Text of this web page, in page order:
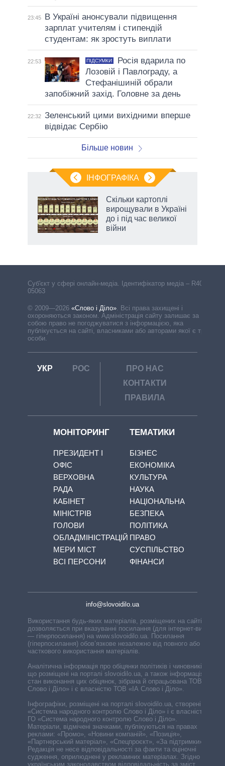
23:45
В Україні анонсували підвищення
зарплат учителям і стипендій
студентам: як зростуть виплати
22:53 ПІДСУМКИ
Росія вдарила по
Лозовій і Павлограду, а
Стефанішиній обрали
запобіжний захід. Головне за день
22:32 Зеленський цими вихідними вперше
відвідає Сербію
Більше новин
ІНФОГРАФІКА
Скільки картоплі
вирощували в Україні
до і під час великої
війни
Cуб'єкт у сфері онлайн-медіа. Ідентифікатор медіа – R40-
05063
© 2009—2026 «Слово і Діло». Всі права захищені і
охороняються законом. Адміністрація сайту залишає за
собою право не погоджуватися з інформацією, яка
публікується на сайті, власниками або авторами якої є треті
особи.
УКР РОС
ПРО НАС
КОНТАКТИ
ПРАВИЛА
МОНІТОРИНГ
ПРЕЗИДЕНТ І
ОФІС
ВЕРХОВНА
РАДА
КАБІНЕТ
МІНІСТРІВ
ГОЛОВИ
ОБЛАДМІНІСТРАЦІЙ
МЕРИ МІСТ
ВСІ ПЕРСОНИ
ТЕМАТИКИ
БІЗНЕС
ЕКОНОМІКА
КУЛЬТУРА
НАУКА
НАЦІОНАЛЬНА
БЕЗПЕКА
ПОЛІТИКА
ПРАВО
СУСПІЛЬСТВО
ФІНАНСИ
info@slovoidilo.ua
Використання будь-яких матеріалів, розміщених на сайті,
дозволяється при вказуванні посилання (для інтернет-видань
— гіперпосилання) на www.slovoidilo.ua. Посилання
(гіперпосилання) обов’язкове незалежно від повного або
часткового використання матеріалів.
Аналітична інформація про обіцянки політиків і чиновників,
що розміщені на порталі slovoidilo.ua, а також інформація про
стан виконання цих обіцянок, зібрана й опрацьована ТОВ «ІА
Слово і Діло» і є власністю ТОВ «ІА Слово і Діло».
Інфографіки, розміщені на порталі slovoidilo.ua, створені ГО
«Система народного контролю Слово і Діло» і є власністю
ГО «Система народного контролю Слово і Діло».
Матеріали, відмічені значками, публікуються на правах
реклами: «Промо», «Новини компаній», «Позиція»,
«Партнерський матеріал», «Спецпроєкт», «За підтримки».
Редакція не несе відповідальності за факти та оціночні
судження, оприлюднені у рекламних матеріалах. Згідно з
українським законодавством відповідальність за зміст